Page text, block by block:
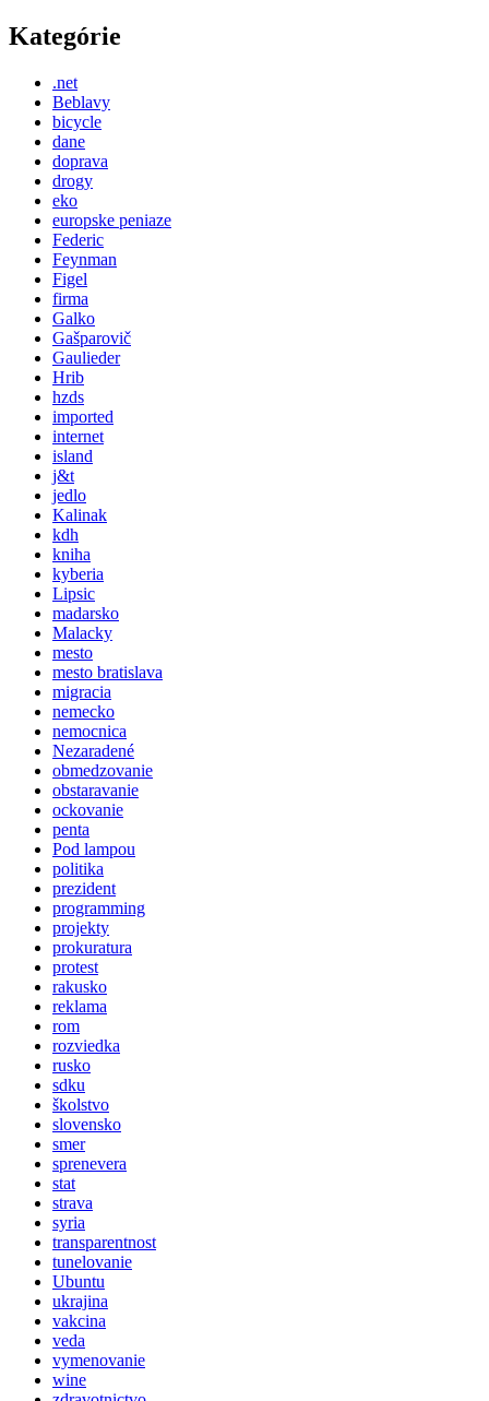
Kategórie
.net
Beblavy
bicycle
dane
doprava
drogy
eko
europske peniaze
Federic
Feynman
Figel
firma
Galko
Gašparovič
Gaulieder
Hrib
hzds
imported
internet
island
j&t
jedlo
Kalinak
kdh
kniha
kyberia
Lipsic
madarsko
Malacky
mesto
mesto bratislava
migracia
nemecko
nemocnica
Nezaradené
obmedzovanie
obstaravanie
ockovanie
penta
Pod lampou
politika
prezident
programming
projekty
prokuratura
protest
rakusko
reklama
rom
rozviedka
rusko
sdku
školstvo
slovensko
smer
sprenevera
stat
strava
syria
transparentnost
tunelovanie
Ubuntu
ukrajina
vakcina
veda
vymenovanie
wine